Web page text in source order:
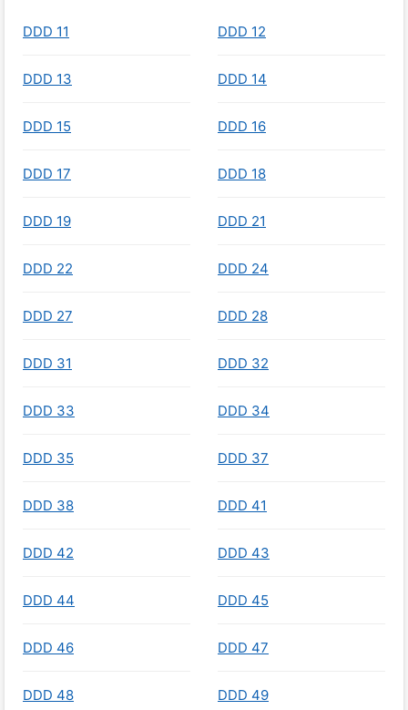
DDD 11 DDD 12
DDD 13 DDD 14
DDD 15 DDD 16
DDD 17 DDD 18
DDD 19 DDD 21
DDD 22 DDD 24
DDD 27 DDD 28
DDD 31 DDD 32
DDD 33 DDD 34
DDD 35 DDD 37
DDD 38 DDD 41
DDD 42 DDD 43
DDD 44 DDD 45
DDD 46 DDD 47
DDD 48 DDD 49